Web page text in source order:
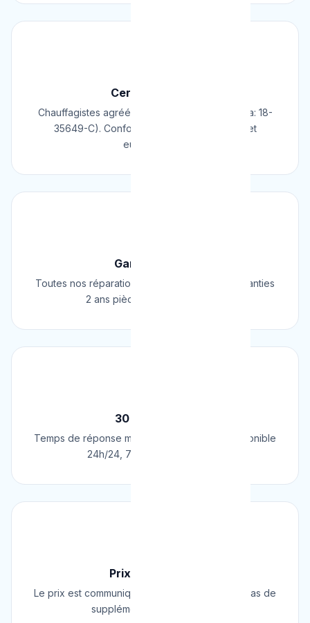
Certifié & Agréé
Chauffagistes agréés Cerga/Cedicol (N° Cerga: 18-
35649-C). Conformes aux normes belges et
européennes.
Garantie 2 Ans
Toutes nos réparations et installations sont garanties
2 ans pièces et main d'œuvre.
30 Min Chrono
Temps de réponse moyen de 30 minutes. Disponible
24h/24, 7j/7, 365 jours par an.
Prix Fixe Garanti
Le prix est communiqué AVANT l'intervention. Pas de
supplément surprise, jamais.